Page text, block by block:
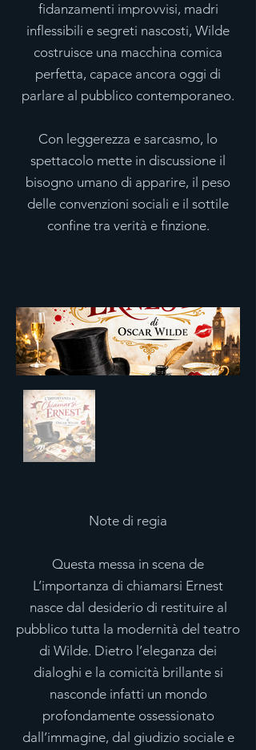
fidanzamenti improvvisi, madri
inflessibili e segreti nascosti, Wilde
costruisce una macchina comica
perfetta, capace ancora oggi di
parlare al pubblico contemporaneo.
Con leggerezza e sarcasmo, lo
spettacolo mette in discussione il
bisogno umano di apparire, il peso
delle convenzioni sociali e il sottile
confine tra verità e finzione.
Note di regia
Questa messa in scena de
L’importanza di chiamarsi Ernest
nasce dal desiderio di restituire al
pubblico tutta la modernità del teatro
di Wilde. Dietro l’eleganza dei
dialoghi e la comicità brillante si
nasconde infatti un mondo
profondamente ossessionato
dall’immagine, dal giudizio sociale e